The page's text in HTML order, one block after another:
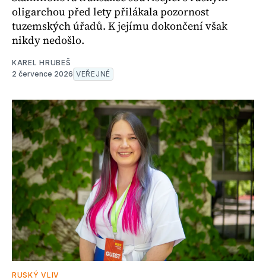
oligarchou před lety přilákala pozornost
tuzemských úřadů. K jejímu dokončení však
nikdy nedošlo.
KAREL HRUBEŠ
2 července 2026 VEŘEJNÉ
RUSKÝ VLIV